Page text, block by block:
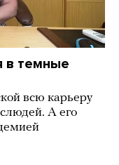
в темные
всю карьеру
А его